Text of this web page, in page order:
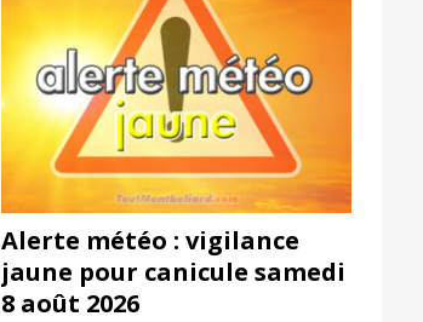
Alerte météo : vigilance
jaune pour canicule samedi
8 août 2026